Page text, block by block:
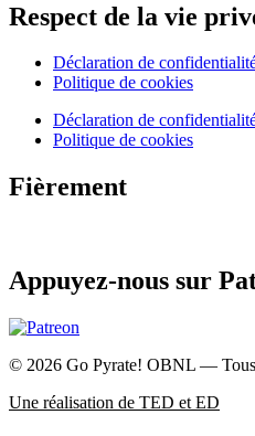
Respect de la vie
Déclaration de
Politique de cookies
Déclaration de
Politique de cookies
Fièrement
Appuyez-nous sur
© 2026 Go Pyrate! OBNL — Tous
Une réalisation de TED et ED